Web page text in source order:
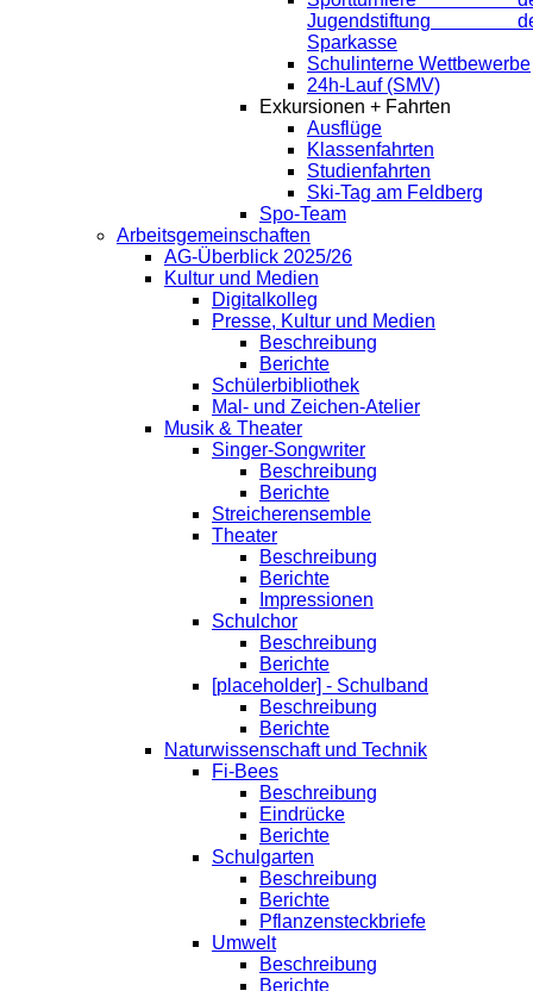
Jugendstiftung
Sparkasse
Schulinterne Wettbewerbe
24h-Lauf (SMV)
Exkursionen + Fahrten
Ausflüge
Klassenfahrten
Studienfahrten
Ski-Tag am Feldberg
Spo-Team
Arbeitsgemeinschaften
AG-Überblick 2025/26
Kultur und Medien
Digitalkolleg
Presse, Kultur und Medien
Beschreibung
Berichte
Schülerbibliothek
Mal- und Zeichen-Atelier
Musik & Theater
Singer-Songwriter
Beschreibung
Berichte
Streicherensemble
Theater
Beschreibung
Berichte
Impressionen
Schulchor
Beschreibung
Berichte
[placeholder] - Schulband
Beschreibung
Berichte
Naturwissenschaft und Technik
Fi-Bees
Beschreibung
Eindrücke
Berichte
Schulgarten
Beschreibung
Berichte
Pflanzensteckbriefe
Umwelt
Beschreibung
Berichte